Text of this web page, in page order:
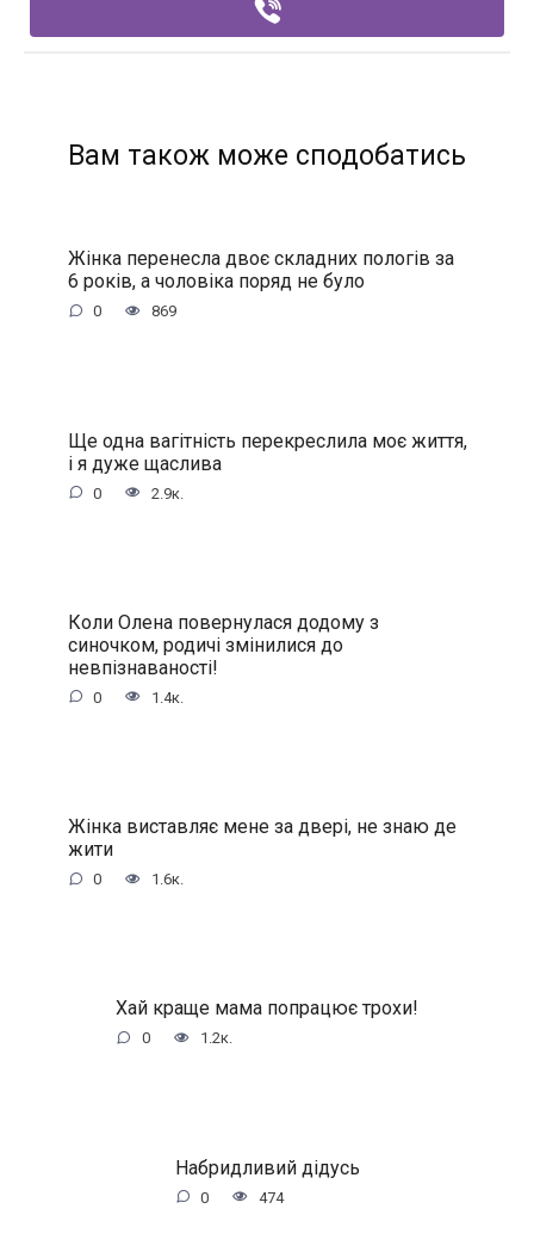
Вам також може сподобатись
Жінка перенесла двоє складних пологів за
6 років, а чоловіка поряд не було
0 869
Ще одна вагітність перекреслила моє життя,
і я дуже щаслива
0 2.9к.
Коли Олена повернулася додому з
синочком, родичі змінилися до
невпізнаваності!
0 1.4к.
Жінка виставляє мене за двері, не знаю де
жити
0 1.6к.
Хай краще мама попрацює трохи!
0 1.2к.
Набридливий дідусь
0 474